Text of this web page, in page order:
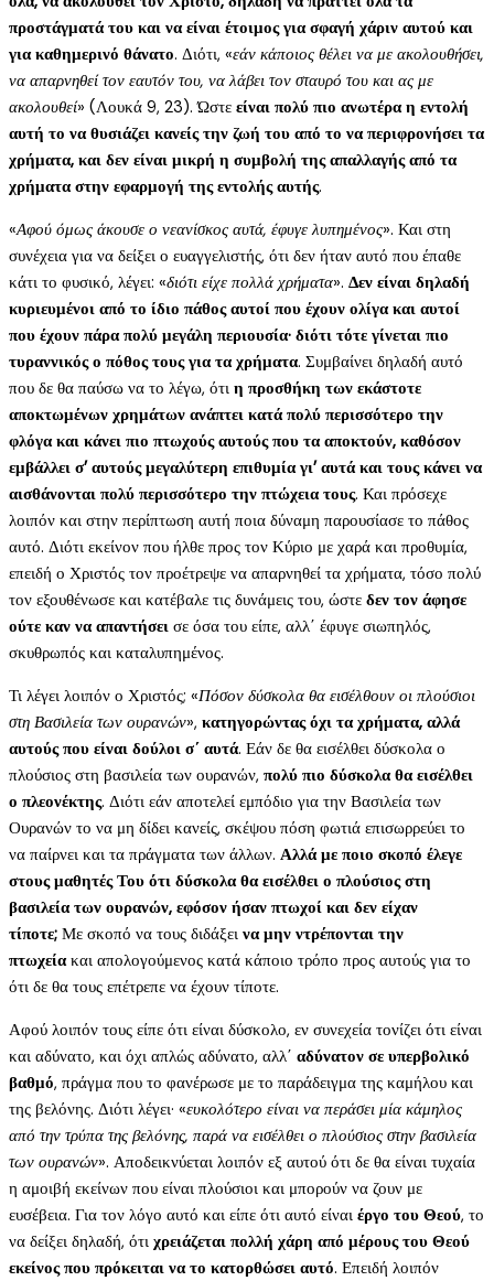
προστάγματά του και να είναι έτοιμος για σφαγή χάριν αυτού και
για καθημερινό θάνατο. Διότι, «εάν κάποιος θέλει να με ακολουθήσει,
να απαρνηθεί τον εαυτόν του, να λάβει τον σταυρό του και ας με
ακολουθεί» (Λουκά 9, 23). Ώστε είναι πολύ πιο ανωτέρα η εντολή
αυτή το να θυσιάζει κανείς την ζωή του από το να περιφρονήσει τα
χρήματα, και δεν είναι μικρή η συμβολή της απαλλαγής από τα
χρήματα στην εφαρμογή της εντολής αυτής.
«Αφού όμως άκουσε ο νεανίσκος αυτά, έφυγε λυπημένος». Και στη
συνέχεια για να δείξει ο ευαγγελιστής, ότι δεν ήταν αυτό που έπαθε
κάτι το φυσικό, λέγει: «διότι είχε πολλά χρήματα». Δεν είναι δηλαδή
κυριευμένοι από το ίδιο πάθος αυτοί που έχουν ολίγα και αυτοί
που έχουν πάρα πολύ μεγάλη περιουσία· διότι τότε γίνεται πιο
τυραννικός ο πόθος τους για τα χρήματα. Συμβαίνει δηλαδή αυτό
που δε θα παύσω να το λέγω, ότι η προσθήκη των εκάστοτε
αποκτωμένων χρημάτων ανάπτει κατά πολύ περισσότερο την
φλόγα και κάνει πιο πτωχούς αυτούς που τα αποκτούν, καθόσον
εμβάλλει σ’ αυτούς μεγαλύτερη επιθυμία γι’ αυτά και τους κάνει να
αισθάνονται πολύ περισσότερο την πτώχεια τους. Και πρόσεχε
λοιπόν και στην περίπτωση αυτή ποια δύναμη παρουσίασε το πάθος
αυτό. Διότι εκείνον που ήλθε προς τον Κύριο με χαρά και προθυμία,
επειδή ο Χριστός τον προέτρεψε να απαρνηθεί τα χρήματα, τόσο πολύ
τον εξουθένωσε και κατέβαλε τις δυνάμεις του, ώστε δεν τον άφησε
ούτε καν να απαντήσει σε όσα του είπε, αλλ΄ έφυγε σιωπηλός,
σκυθρωπός και καταλυπημένος.
Τι λέγει λοιπόν ο Χριστός; «Πόσον δύσκολα θα εισέλθουν οι πλούσιοι
στη Βασιλεία των ουρανών», κατηγορώντας όχι τα χρήματα, αλλά
αυτούς που είναι δούλοι σ΄ αυτά. Εάν δε θα εισέλθει δύσκολα ο
πλούσιος στη βασιλεία των ουρανών, πολύ πιο δύσκολα θα εισέλθει
ο πλεονέκτης. Διότι εάν αποτελεί εμπόδιο για την Βασιλεία των
Ουρανών το να μη δίδει κανείς, σκέψου πόση φωτιά επισωρρεύει το
να παίρνει και τα πράγματα των άλλων. Αλλά με ποιο σκοπό έλεγε
στους μαθητές Του ότι δύσκολα θα εισέλθει ο πλούσιος στη
βασιλεία των ουρανών, εφόσον ήσαν πτωχοί και δεν είχαν
τίποτε; Με σκοπό να τους διδάξει να μην ντρέπονται την
πτωχείακαι απολογούμενος κατά κάποιο τρόπο προς αυτούς για το
ότι δε θα τους επέτρεπε να έχουν τίποτε.
Αφού λοιπόν τους είπε ότι είναι δύσκολο, εν συνεχεία τονίζει ότι είναι
και αδύνατο, και όχι απλώς αδύνατο, αλλ΄ αδύνατον σε υπερβολικό
βαθμό, πράγμα που το φανέρωσε με το παράδειγμα της καμήλου και
της βελόνης. Διότι λέγει· «ευκολότερο είναι να περάσει μία κάμηλος
από την τρύπα της βελόνης, παρά να εισέλθει ο πλούσιος στην βασιλεία
των ουρανών». Αποδεικνύεται λοιπόν εξ αυτού ότι δε θα είναι τυχαία
η αμοιβή εκείνων που είναι πλούσιοι και μπορούν να ζουν με
ευσέβεια. Για τον λόγο αυτό και είπε ότι αυτό είναι έργο του Θεού, το
να δείξει δηλαδή, ότι χρειάζεται πολλή χάρη από μέρους του Θεού
εκείνος που πρόκειται να το κατορθώσει αυτό. Επειδή λοιπόν